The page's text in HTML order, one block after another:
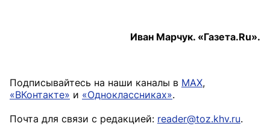
Иван Марчук. «Газета.Ru».
Подписывайтесь на наши каналы в MAX,
«ВКонтакте» и «Одноклассниках».
Почта для связи с редакцией: reader@toz.khv.ru.